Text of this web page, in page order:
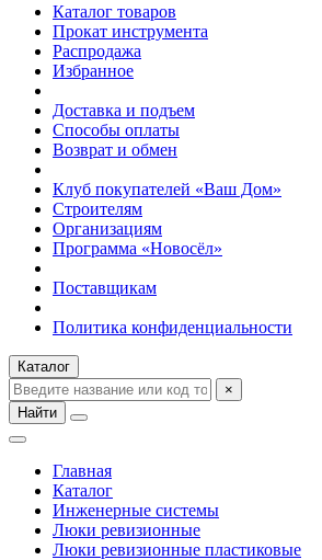
Каталог товаров
Прокат инструмента
Распродажа
Избранное
Доставка и подъем
Способы оплаты
Возврат и обмен
Клуб покупателей «Ваш Дом»
Строителям
Организациям
Программа «Новосёл»
Поставщикам
Политика конфиденциальности
Каталог
×
Найти
Главная
Каталог
Инженерные системы
Люки ревизионные
Люки ревизионные пластиковые